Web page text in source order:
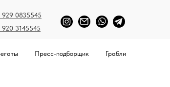
920 3145545
929 0835545
Пресс-подборщик Грабли